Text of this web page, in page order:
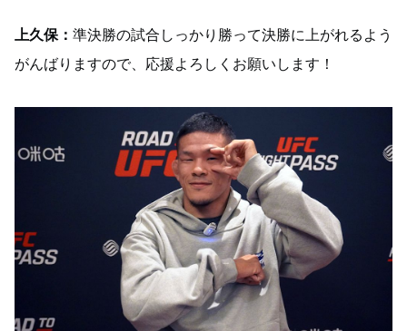
上久保： 準決勝の試合しっかり勝って決勝に上がれるよう
がんばりますので、応援よろしくお願いします！